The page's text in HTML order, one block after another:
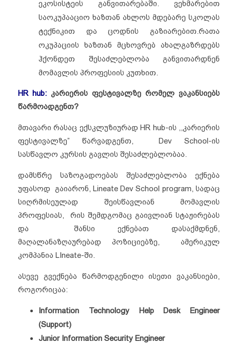
ეკოსისტეის განვითარებაში. ვეხმარებით
საოკუპააციო ხაზთან ახლოს მდებარე სკოლას
ტექნიკით და ცოდნის გაზიარებით.რათა
ოკუპაციის ხაზთან მცხოვრებ ახალგაზრდებს
ჰქონდეთ შესაძლებლობა განვითარდნენ
მომავლის პროფესიის კუთხით.
HR hub: კარიერის ფესტივალზე რომელ ვაკანსიებს
წარმოადგენთ?
მთავარი რასაც ექსკლუზიურად HR hub-ის ,,კარიერის
ფესტივალზე” წარვადგენთ, Dev School-ის
სასწავლო კურსის გავლის შესაძლებლობაა.
დამსწრე საზოგადოებას შესაძლებლობა ექნება
უფასოდ გაიარონ, Lineate Dev School program, სადაც
სიღრმისეულად შეისწავლიან მომავლის
პროფესიას, რის შემდგომაც გაივლიან სტაჟირებას
და შანსი ექნებათ დასაქმდნენ,
მაღალანაზღაურებად პოზიციებზე, ამერიკულ
კომპანია LIneate-ში.
ასევე გვექნება წარმოდგენილი ისეთი ვაკანსიები,
როგორიცაა:
Information Technology Help Desk Engineer
(Support)
Junior Information Security Engineer